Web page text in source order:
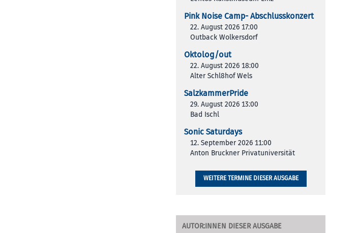
Pink Noise Camp- Abschlusskonzert
22. August 2026 17:00
Outback Wolkersdorf
Oktolog/out
22. August 2026 18:00
Alter Schl8hof Wels
SalzkammerPride
29. August 2026 13:00
Bad Ischl
Sonic Saturdays
12. September 2026 11:00
Anton Bruckner Privatuniversität
WEITERE TERMINE DIESER AUSGABE
AUTOR:INNEN DIESER AUSGABE